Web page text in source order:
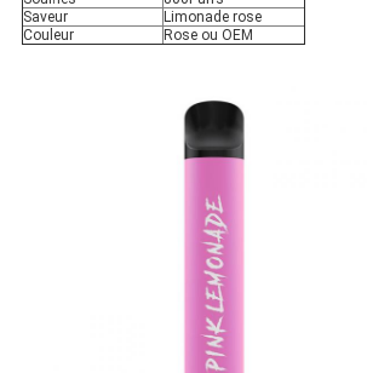
Saveur
Limonade rose
Couleur
Rose ou OEM